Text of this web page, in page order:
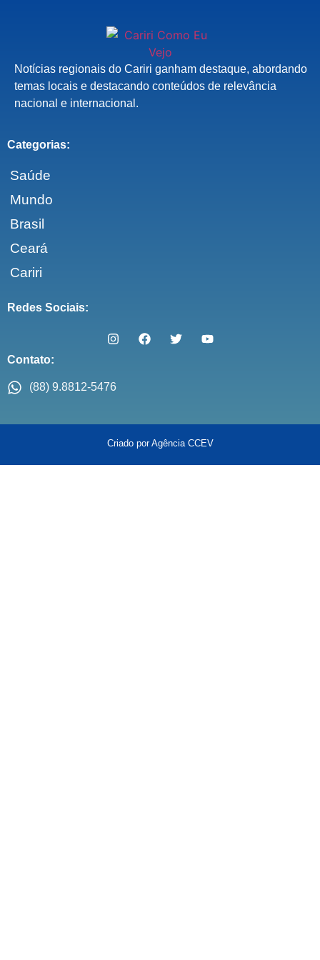
Notícias regionais do Cariri ganham destaque, abordando
temas locais e destacando conteúdos de relevância
nacional e internacional.
Categorias:
Saúde
Mundo
Brasil
Ceará
Cariri
Redes Sociais:
Contato:
(88) 9.8812-5476
Criado por Agência CCEV